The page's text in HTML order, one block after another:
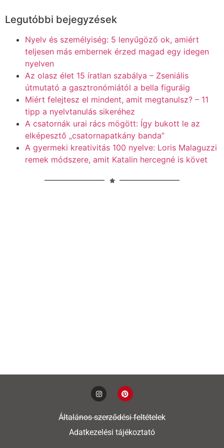
Legutóbbi bejegyzések
Nyelv és személyiség: 5 lenyűgöző ok, amiért
teljesen más embernek érzed magad egy idegen
nyelven
Az olasz élet 15 íratlan szabálya – Zseniális
útmutató a gasztronómiától a bella figuráig
Miért felejtesz el mindent, amit megtanulsz? – 11
tipp a nyelvtanulás sikeréhez
A csatornák urai rács mögött: Így bukott le az
elképesztő „csatornapatkány banda”
A gyermeki kreativitás 100 nyelve: Loris Malaguzzi
remek módszere, amit Katalin hercegné is követ
Általános szerződési feltételek
Adatkezelési tájékoztató